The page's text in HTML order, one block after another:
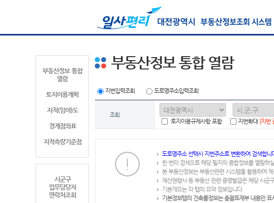
부동산정보 통합
열람
토지이용계획
지적(임야)도
경계점좌표
지적측량기준점
시군구
업무담당자
연락처조회
부동산정보 통합 열람
지번입력조회 도로명주소입력조회
조회
토지이용규제사항 포함
지번확대 [지번
도로명주소 선택시 지번주소로 변환하여 검색합
한 번의 검색으로 해당 필지의 종합정보를 열람하
본 부동산정보는 부동산관련 시스템을 활용하여
재산권행사 등 부동산 관련 증명발급은 해당 시군
기본개요는 각 탭의 요약 정보입니다.
기본정보탭의 건축물정보는 총괄표제부 내용만 표